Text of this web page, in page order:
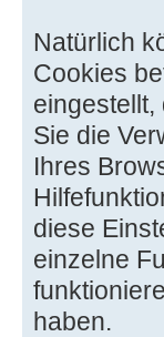
Natürlich
Cookies
Sie die
Ihres
diese
einzelne
haben.